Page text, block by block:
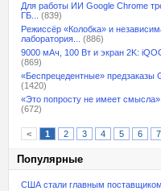
Для работы ИИ Google Chrome
ГБ...
(839)
Режиссёр «Колобка» и
лаборатория...
(886)
9000 мАч, 100 Вт и экран 2K:
(869)
«Беспрецедентные» предзаказы
(1420)
«Это попросту не имеет смысла»:
(672)
< 1 2 3 4 5 6 7
Популярные
США стали главным